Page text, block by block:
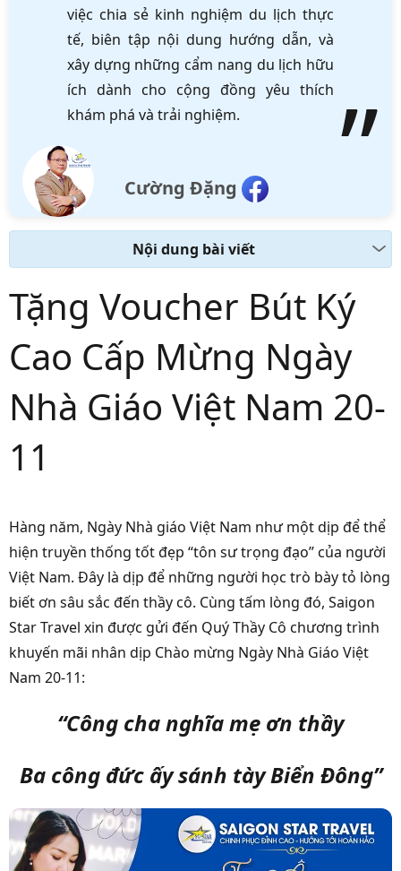
việc chia sẻ kinh nghiệm du lịch thực
tế, biên tập nội dung hướng dẫn, và
xây dựng những cẩm nang du lịch hữu
ích dành cho cộng đồng yêu thích
khám phá và trải nghiệm.
Cường Đặng
Nội dung bài viết
Tặng Voucher Bút Ký
Cao Cấp Mừng Ngày
Nhà Giáo Việt Nam 20-
11
Hàng năm, Ngày Nhà giáo Việt Nam như một dịp để thể
hiện truyền thống tốt đẹp “tôn sư trọng đạo” của người
Việt Nam. Đây là dịp để những người học trò bày tỏ lòng
biết ơn sâu sắc đến thầy cô. Cùng tấm lòng đó, Saigon
Star Travel xin được gửi đến Quý Thầy Cô chương trình
khuyến mãi nhân dịp Chào mừng Ngày Nhà Giáo Việt
Nam 20-11:
“Công cha nghĩa mẹ ơn thầy
Ba công đức ấy sánh tày Biển Đông”